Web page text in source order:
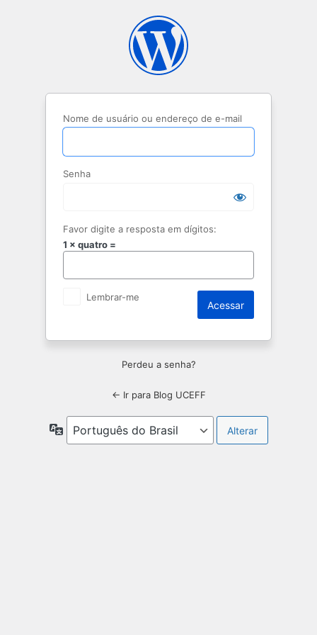
Nome de usuário ou endereço de e-mail
Senha
Favor digite a resposta em dígitos:
1 × quatro =
Lembrar-me
Perdeu a senha?
← Ir para Blog UCEFF
Idioma